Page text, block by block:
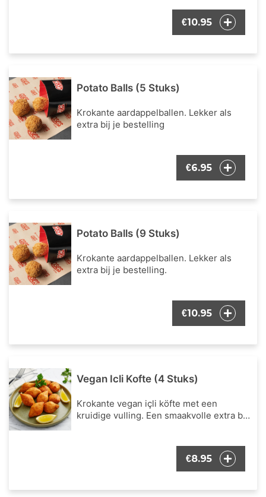
€10.95
Potato Balls (5 Stuks)
Krokante aardappelballen. Lekker als
extra bij je bestelling
€6.95
Potato Balls (9 Stuks)
Krokante aardappelballen. Lekker als
extra bij je bestelling.
€10.95
Vegan Icli Kofte (4 Stuks)
Krokante vegan içli köfte met een
kruidige vulling. Een smaakvolle extra bij
€8.95